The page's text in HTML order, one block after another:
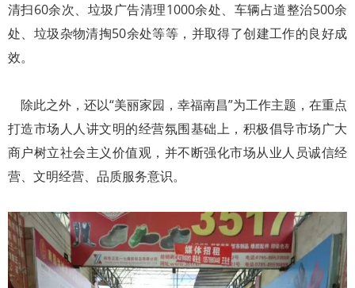
清扫60余次、垃圾广告清理1000余处、车辆占道整治500余
处、垃圾杂物清掏50余处等等，并取得了创建工作的良好成
效。
除此之外，还以“美丽家园，幸福南昌”为工作主题，在重点
打造市场人人讲文明的经营氛围基础上，积极倡导市场广大
商户树立社会主义价值观，并不断强化市场从业人员诚信经
营、文明经营、品质服务意识。